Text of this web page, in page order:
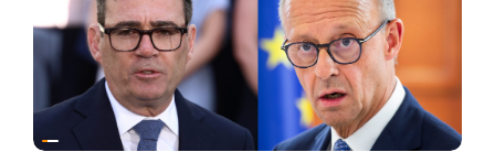
Internationale politiek